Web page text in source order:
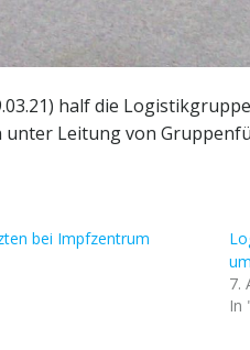
half die
Leitung von
bei Impfzentrum
7.
In